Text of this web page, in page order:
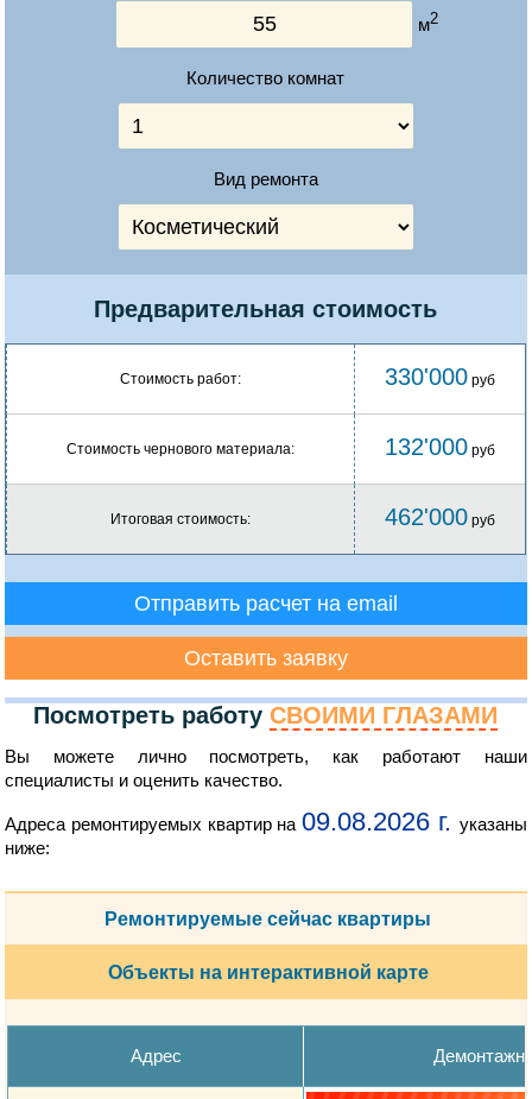
м2
Количество комнат
Вид ремонта
Предварительная стоимость
Стоимость работ: 330'000 руб
Стоимость чернового материала: 132'000 руб
Итоговая стоимость: 462'000 руб
Отправить расчет на email
Оставить заявку
Посмотреть работуСВОИМИ ГЛАЗАМИ
Вы можете лично посмотреть, как работают наши
специалисты и оценить качество.
Адреса ремонтируемых квартир на09.08.2026 г. указаны
ниже:
Ремонтируемые сейчас квартиры
Объекты на интерактивной карте
Адрес